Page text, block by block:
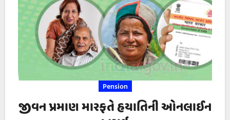
Pension
જીવન પ્રમાણ મારફતે હયાતિની ઓનલાઈન